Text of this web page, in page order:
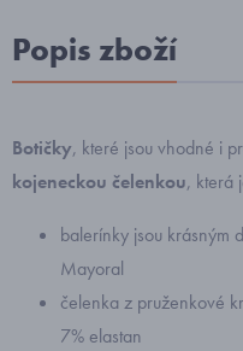
Popis zboží
Botičky, které jsou vhodné i
kojeneckou čelenkou, která
balerínky jsou krásným
Mayoral
čelenka z pruženkové
7% elastan